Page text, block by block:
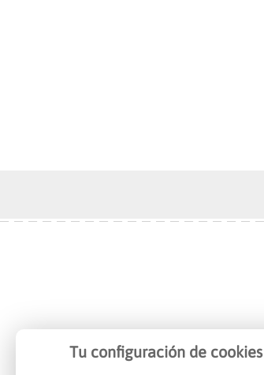
Mercalicante Empresas
Tu configuración de cookies